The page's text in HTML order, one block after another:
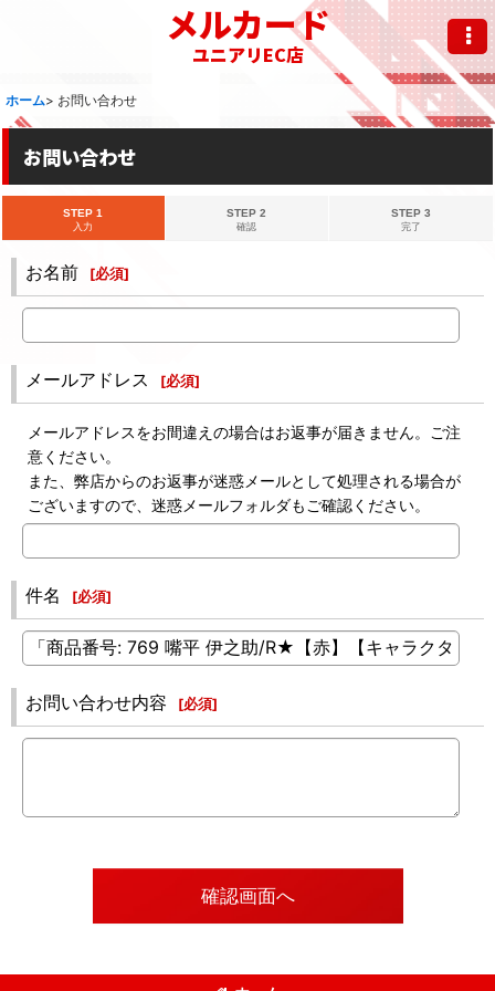
メルカード
ユニアリEC店
ホーム> お問い合わせ
お問い合わせ
STEP 1
入力
STEP 2
確認
STEP 3
完了
お名前 [必須]
メールアドレス [必須]
メールアドレスをお間違えの場合はお返事が届きません。ご注
意ください。
また、弊店からのお返事が迷惑メールとして処理される場合が
ございますので、迷惑メールフォルダもご確認ください。
件名 [必須]
お問い合わせ内容 [必須]
確認画面へ